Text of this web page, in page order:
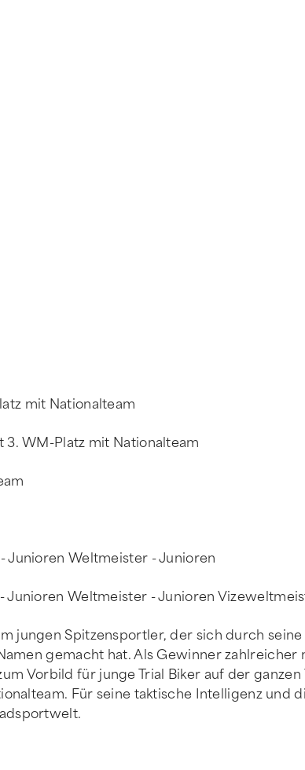
mit Nationalteam
WM-Platz mit Nationalteam
Junioren Weltmeister - Junioren
Junioren Weltmeister - Junioren
jungen Spitzensportler, der sich durch
gemacht hat. Als Gewinner
Vorbild für junge Trial Biker auf der
Für seine taktische Intelligenz und